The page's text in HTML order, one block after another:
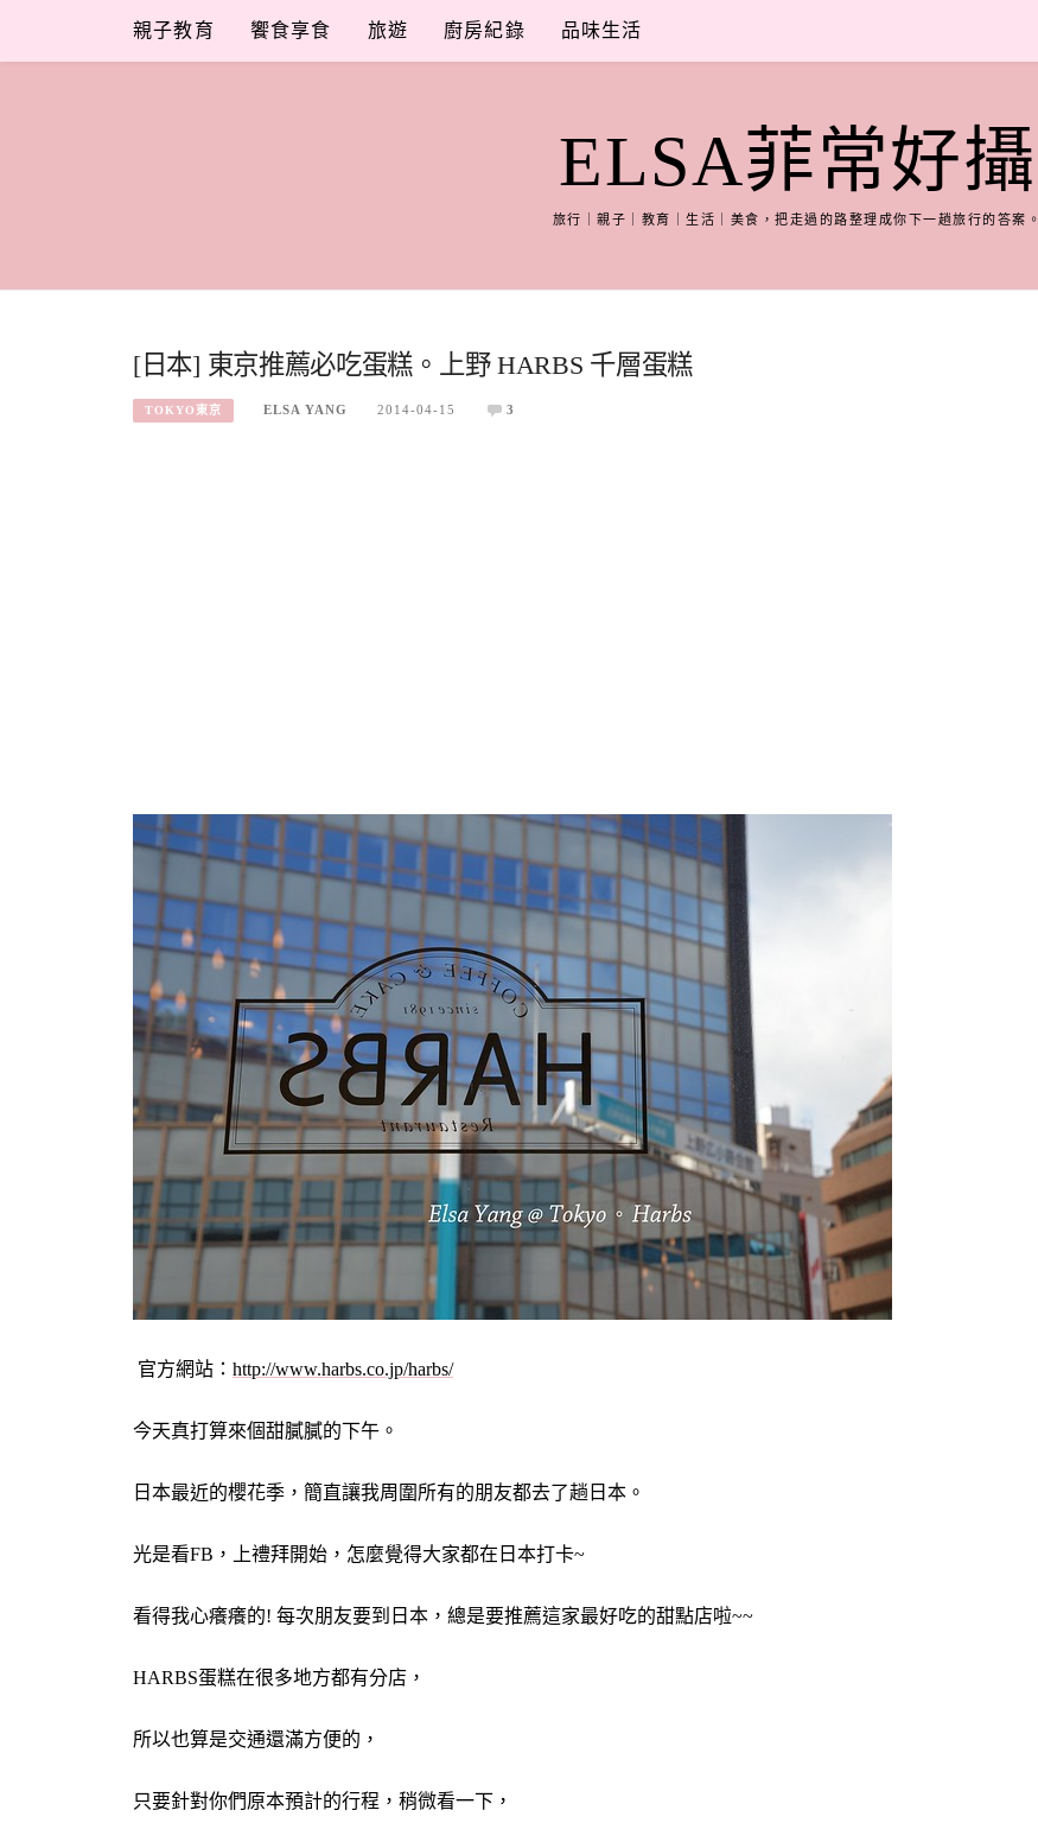
content
親子教育 饗食享食 旅遊 廚房紀錄 品味生活
ELSA菲常好攝
旅行｜親子｜教育｜生活｜美食，把走過的路整理成你下一趟旅行的答案。
[日本] 東京推薦必吃蛋糕。上野 HARBS 千層蛋糕
TOKYO東京 ELSA YANG 2014-04-15 3
官方網站： http://www.harbs.co.jp/harbs/
今天真打算來個甜膩膩的下午。
日本最近的櫻花季，簡直讓我周圍所有的朋友都去了趟日本。
光是看FB，上禮拜開始，怎麼覺得大家都在日本打卡~
看得我心癢癢的! 每次朋友要到日本，總是要推薦這家最好吃的甜點店啦~~
HARBS蛋糕在很多地方都有分店，
所以也算是交通還滿方便的，
只要針對你們原本預計的行程，稍微看一下，